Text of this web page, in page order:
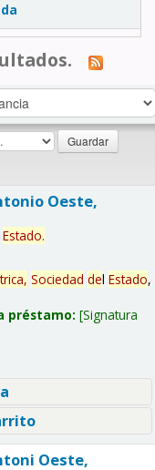
Oeste,
Estado.
Sociedad del Estado,
préstamo: Signatura
Oeste,